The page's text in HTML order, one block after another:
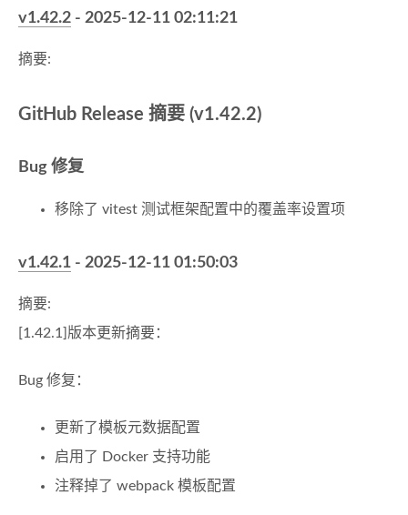
v1.42.2 - 2025-12-11 02:11:21
摘要:
GitHub Release 摘要 (v1.42.2)
Bug 修复
移除了 vitest 测试框架配置中的覆盖率设置项
v1.42.1 - 2025-12-11 01:50:03
摘要:
[1.42.1]版本更新摘要：
Bug 修复：
更新了模板元数据配置
启用了 Docker 支持功能
注释掉了 webpack 模板配置